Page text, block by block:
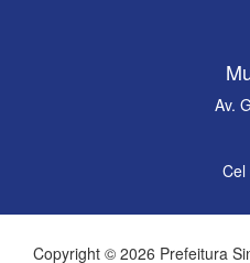
Av.
Copyright © 2026 Prefeitura